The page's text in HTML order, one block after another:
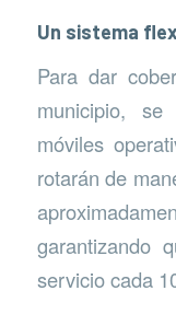
Un sistema
Para dar
municipio,
móviles
rotarán de
garantizando
servicio cada